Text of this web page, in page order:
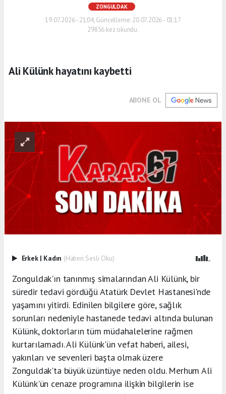
ZONGULDAK
19.07.2026 - 21:04, Güncelleme: 20.07.2026 - 01:17
29856 kez okundu.
Ali Külünk hayatını kaybetti
ABONE OL
Erkek | Kadın (Haberi Sesli Oku)
Zonguldak'ın tanınmış simalarından Ali Külünk, bir
süredir tedavi gördüğü Atatürk Devlet Hastanesi'nde
yaşamını yitirdi. Edinilen bilgilere göre, sağlık
sorunları nedeniyle hastanede tedavi altında bulunan
Külünk, doktorların tüm müdahalelerine rağmen
kurtarılamadı. Ali Külünk'ün vefat haberi, ailesi,
yakınları ve sevenleri başta olmak üzere
Zonguldak'ta büyük üzüntüye neden oldu. Merhum Ali
Külünk'ün cenaze programına ilişkin bilgilerin ise